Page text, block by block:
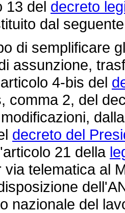
del decreto
dal
di semplificare
assunzione,
4-bis del
comma 2, del
decreto del
21 della
telematica al
nazionale del